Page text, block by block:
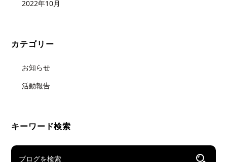
2022年10月
カテゴリー
お知らせ
活動報告
キーワード検索